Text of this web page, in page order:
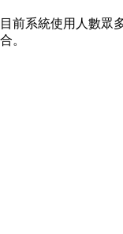
前系統使用人數眾
。